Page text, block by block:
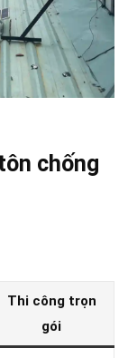
chống
Thi công trọn
gói